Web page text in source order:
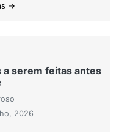
→
a serem feitas antes
2026